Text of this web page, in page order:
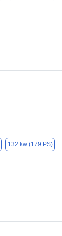
132 kw (179 PS)